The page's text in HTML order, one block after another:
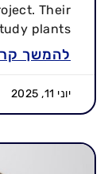
Their
plants.
להמשך
יוני 11, 2025